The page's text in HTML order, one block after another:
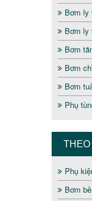
Bơm ly
Bơm ly
Bơm
Bơm
Bơm
Phụ
Phụ
Bơm